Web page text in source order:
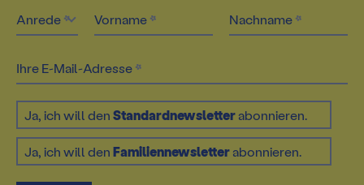
Anrede Vorname Nachname
Ihre E-Mail-Adresse
Ja, ich will den Standardnewsletter abonnieren.
Ja, ich will den Familiennewsletter abonnieren.